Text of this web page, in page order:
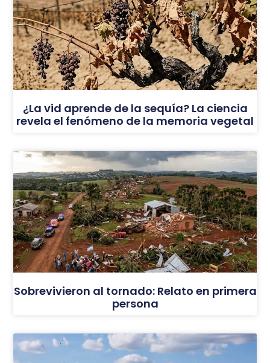
¿La vid aprende de la sequía? La ciencia
revela el fenómeno de la memoria vegetal
Sobrevivieron al tornado: Relato en primera
persona